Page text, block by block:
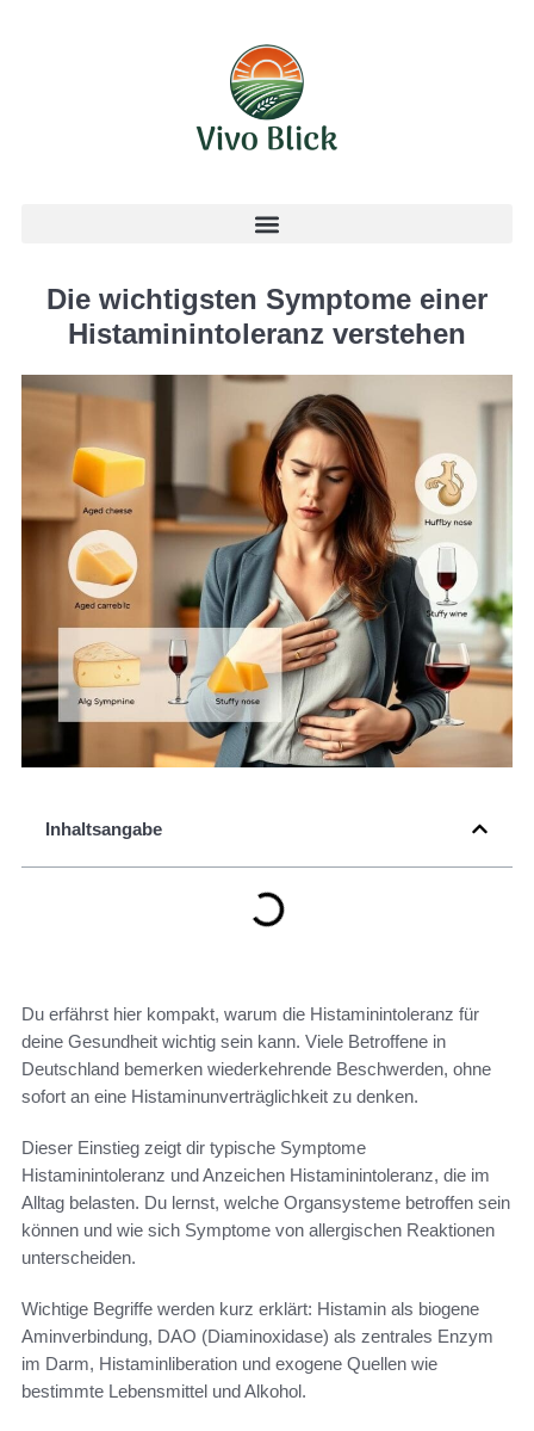
Die wichtigsten Symptome einer
Histaminintoleranz verstehen
Inhaltsangabe
Du erfährst hier kompakt, warum die Histaminintoleranz für
deine Gesundheit wichtig sein kann. Viele Betroffene in
Deutschland bemerken wiederkehrende Beschwerden, ohne
sofort an eine Histaminunverträglichkeit zu denken.
Dieser Einstieg zeigt dir typische Symptome
Histaminintoleranz und Anzeichen Histaminintoleranz, die im
Alltag belasten. Du lernst, welche Organsysteme betroffen sein
können und wie sich Symptome von allergischen Reaktionen
unterscheiden.
Wichtige Begriffe werden kurz erklärt: Histamin als biogene
Aminverbindung, DAO (Diaminoxidase) als zentrales Enzym
im Darm, Histaminliberation und exogene Quellen wie
bestimmte Lebensmittel und Alkohol.